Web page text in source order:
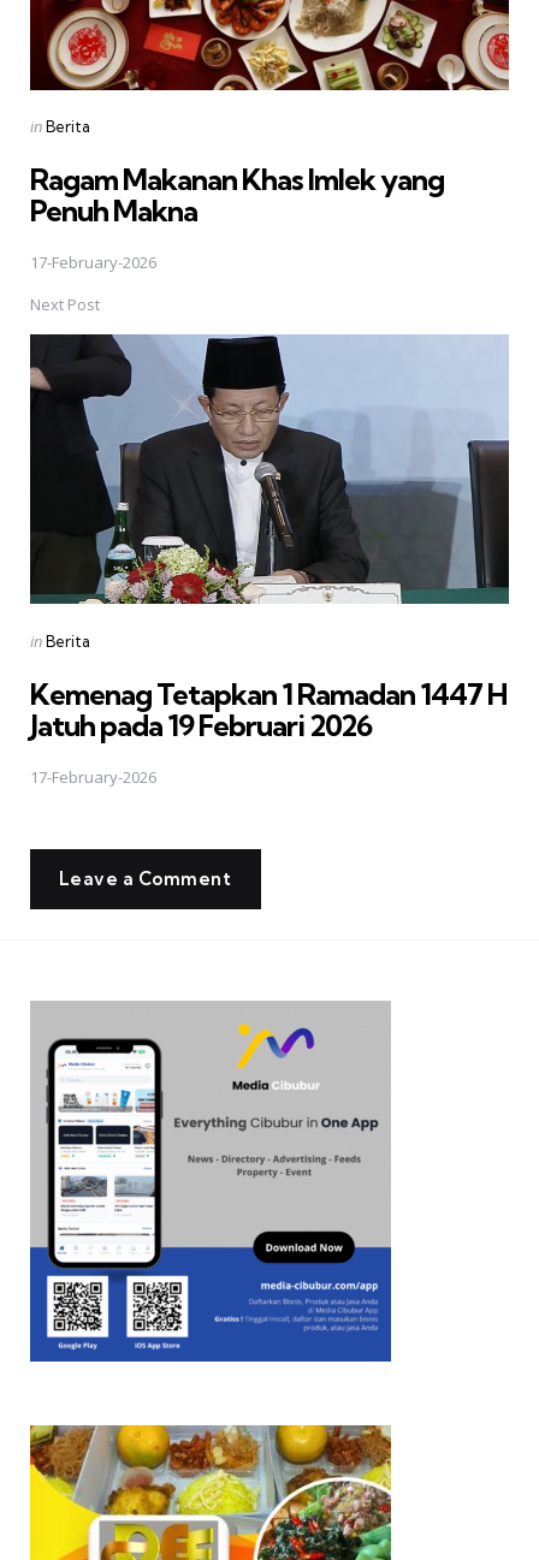
Posted
inBerita
Ragam Makanan Khas Imlek yang
Penuh Makna
17-February-2026
Next Post
Posted
inBerita
Kemenag Tetapkan 1 Ramadan 1447 H
Jatuh pada 19 Februari 2026
17-February-2026
Leave a Comment